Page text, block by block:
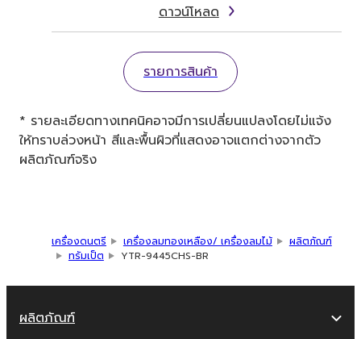
ดาวน์โหลด
รายการสินค้า
* รายละเอียดทางเทคนิคอาจมีการเปลี่ยนแปลงโดยไม่แจ้ง
ให้ทราบล่วงหน้า สีและพื้นผิวที่แสดงอาจแตกต่างจากตัว
ผลิตภัณฑ์จริง
เครื่องดนตรี เครื่องลมทองเหลือง/ เครื่องลมไม้
ผลิตภัณฑ์
ทรัมเป็ต
YTR-9445CHS-BR
ผลิตภัณฑ์